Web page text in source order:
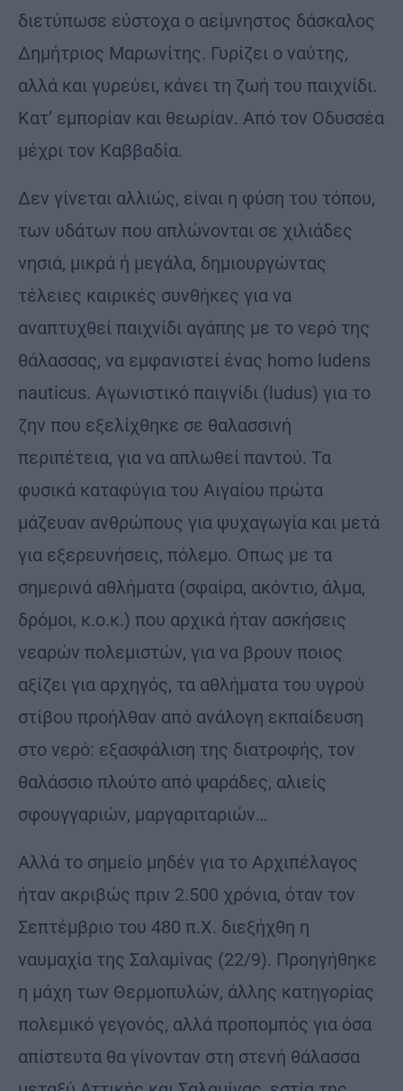
διετύπωσε εύστοχα ο αείμνηστος δάσκαλος
Δημήτριος Μαρωνίτης. Γυρίζει ο ναύτης,
αλλά και γυρεύει, κάνει τη ζωή του παιχνίδι.
Κατ’ εμπορίαν και θεωρίαν. Από τον Οδυσσέα
μέχρι τον Καββαδία.
Δεν γίνεται αλλιώς, είναι η φύση του τόπου,
των υδάτων που απλώνονται σε χιλιάδες
νησιά, μικρά ή μεγάλα, δημιουργώντας
τέλειες καιρικές συνθήκες για να
αναπτυχθεί παιχνίδι αγάπης με το νερό της
θάλασσας, να εμφανιστεί ένας homo ludens
nauticus. Αγωνιστικό παιγνίδι (ludus) για το
ζην που εξελίχθηκε σε θαλασσινή
περιπέτεια, για να απλωθεί παντού. Τα
φυσικά καταφύγια του Αιγαίου πρώτα
μάζευαν ανθρώπους για ψυχαγωγία και μετά
για εξερευνήσεις, πόλεμο. Οπως με τα
σημερινά αθλήματα (σφαίρα, ακόντιο, άλμα,
δρόμοι, κ.ο.κ.) που αρχικά ήταν ασκήσεις
νεαρών πολεμιστών, για να βρουν ποιος
αξίζει για αρχηγός, τα αθλήματα του υγρού
στίβου προήλθαν από ανάλογη εκπαίδευση
στο νερό: εξασφάλιση της διατροφής, τον
θαλάσσιο πλούτο από ψαράδες, αλιείς
σφουγγαριών, μαργαριταριών…
Αλλά το σημείο μηδέν για το Αρχιπέλαγος
ήταν ακριβώς πριν 2.500 χρόνια, όταν τον
Σεπτέμβριο του 480 π.Χ. διεξήχθη η
ναυμαχία της Σαλαμίνας (22/9). Προηγήθηκε
η μάχη των Θερμοπυλών, άλλης κατηγορίας
πολεμικό γεγονός, αλλά προπομπός για όσα
απίστευτα θα γίνονταν στη στενή θάλασσα